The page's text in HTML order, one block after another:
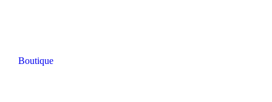
Boutique